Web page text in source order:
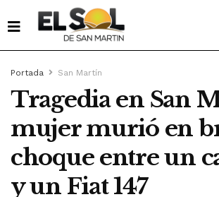
Portada San Martín
Tragedia en San
mujer murió en
choque entre un
y un Fiat 147